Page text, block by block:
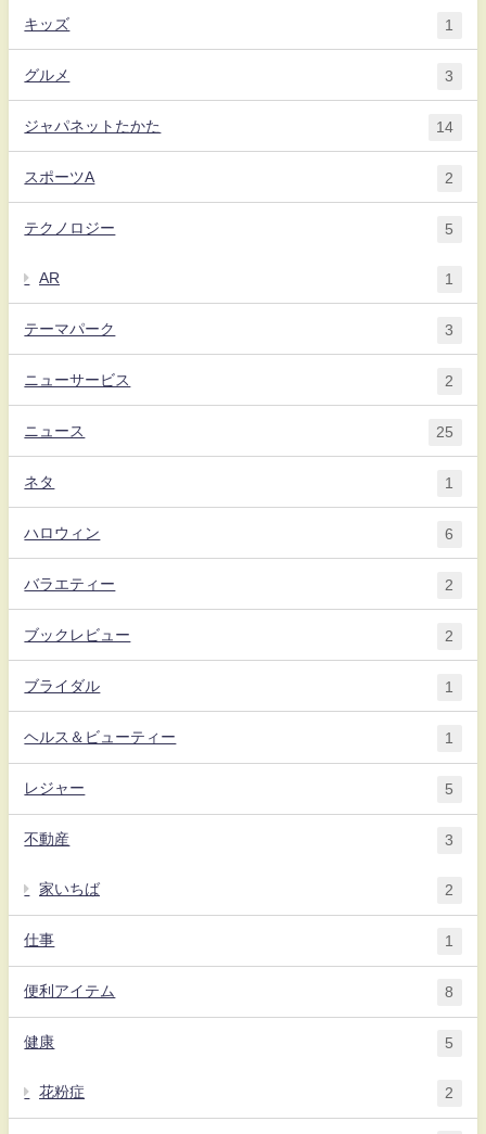
キッズ 1
グルメ 3
ジャパネットたかた 14
スポーツA 2
テクノロジー 5
AR 1
テーマパーク 3
ニューサービス 2
ニュース 25
ネタ 1
ハロウィン 6
バラエティー 2
ブックレビュー 2
ブライダル 1
ヘルス＆ビューティー 1
レジャー 5
不動産 3
家いちば 2
仕事 1
便利アイテム 8
健康 5
花粉症 2